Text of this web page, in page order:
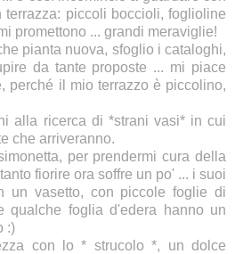
piccoli boccioli, foglioline
promettono ... grandi meraviglie!
pianta nuova, sfoglio i cataloghi,
da tante proposte ... mi piace
perché il mio terrazzo è piccolino,
alla ricerca di *strani vasi* in cui
che arriveranno.
, per prendermi cura della
fiorire ora soffre un po' ... i suoi
un vasetto, con piccole foglie di
qualche foglia d'edera hanno un
:)
con lo * strucolo *, un dolce